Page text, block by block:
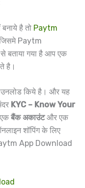
है तो Paytm
Paytm
बताया गया है आप एक
है।
किये है। और यह
KYC – Know Your
बैंक अकाउंटऔर एक
शॉपिंग के लिए
App Download